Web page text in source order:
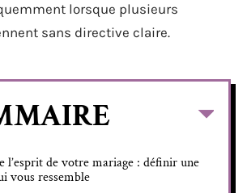
lorsque plusieurs
sans directive claire.
l’esprit de votre mariage : définir une
vous ressemble